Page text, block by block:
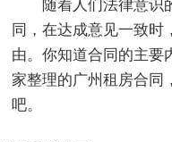
随着人们法律意识
同，在达成意见一致时
由。你知道合同的主要
家整理的广州租房合同
吧。